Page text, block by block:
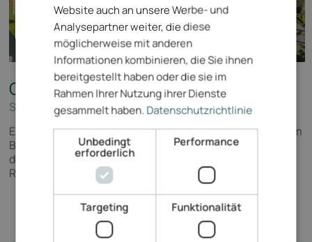
Cornelian Residence Garni Hotel
Südtirol - Eppan
Entspannung inmitten der Natur – mit atemberaubendem
Blick auf die Berge, umgeben von Weinbergen und nahe
den Montiggler Seen – ideal für Wanderungen, Golf und
Radtouren.
Website auch an unsere Werbe- und
Analysepartner weiter, die diese
möglicherweise mit anderen
Informationen kombinieren, die Sie ihnen
bereitgestellt haben oder die sie im
Rahmen Ihrer Nutzung ihrer Dienste
gesammelt haben.Datenschutzrichtlinie
Unbedingt
erforderlich
Performance
Targeting Funktionalität